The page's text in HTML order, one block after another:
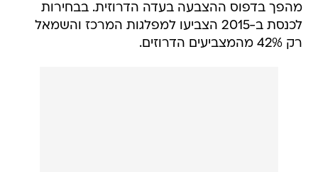
מהפך בדפוס ההצבעה בעדה הדרוזית. בבחירות
לכנסת ב-2015 הצביעו למפלגות המרכז והשמאל
רק 42% מהמצביעים הדרוזים.